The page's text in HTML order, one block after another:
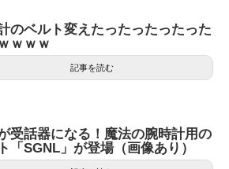
のベルト変えたったったったった
ｗｗｗ
記事を読む
受話器になる！魔法の腕時計用の
「SGNL」が登場（画像あり）